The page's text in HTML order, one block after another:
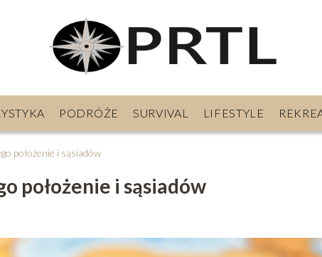
PODRÓŻE SURVIVAL LIFESTYLE
położenie i sąsiadów
położenie i sąsiadów